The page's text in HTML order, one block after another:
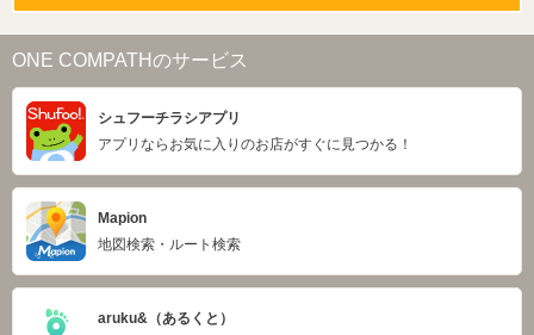
ONE COMPATHのサービス
シュフーチラシアプリ
アプリならお気に入りのお店がすぐに見つかる！
Mapion
地図検索・ルート検索
aruku&（あるくと）